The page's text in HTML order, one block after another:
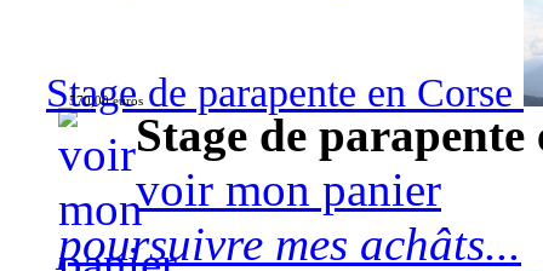
Stage de parapente en Corse
570,00 euros
Stage de
voir mon panier
poursuivre mes achâts...